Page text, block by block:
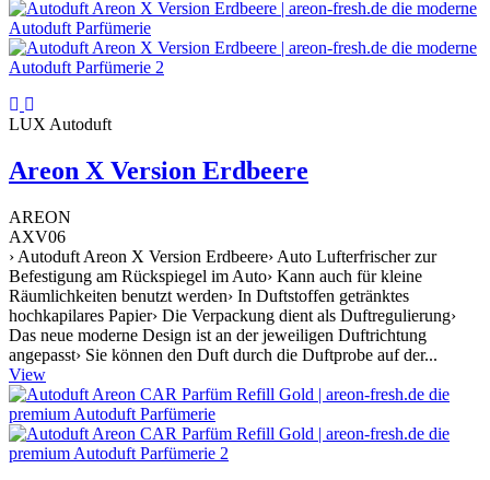
LUX Autoduft
Areon X Version Erdbeere
AREON
AXV06
› Autoduft Areon X Version Erdbeere› Auto Lufterfrischer zur
Befestigung am Rückspiegel im Auto› Kann auch für kleine
Räumlichkeiten benutzt werden› In Duftstoffen getränktes
hochkapilares Papier› Die Verpackung dient als Duftregulierung›
Das neue moderne Design ist an der jeweiligen Duftrichtung
angepasst› Sie können den Duft durch die Duftprobe auf der...
View